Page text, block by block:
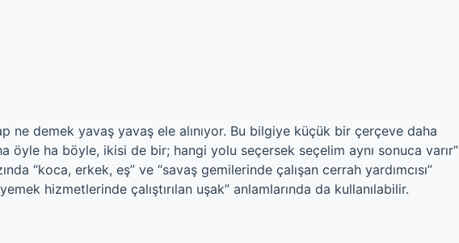
ne demek yavaş yavaş ele alınıyor. Bu bilgiye küçük bir çerçeve daha
öyle ha böyle, ikisi de bir; hangi yolu seçersek seçelim aynı sonuca varır”
“koca, erkek, eş” ve “savaş gemilerinde çalışan cerrah yardımcısı”
hizmetlerinde çalıştırılan uşak” anlamlarında da kullanılabilir.